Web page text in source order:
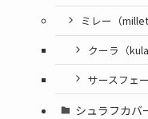
ミレー（millet
クーラ（kula
サースフェー
シュラフカバ